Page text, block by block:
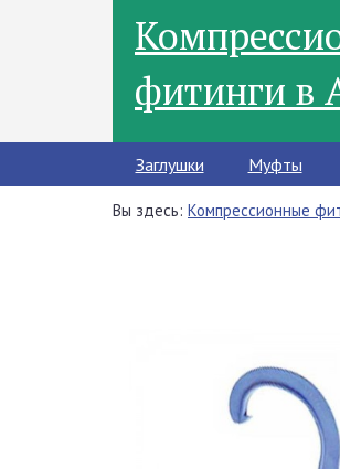
фитинги в
Заглушки Муфты
Вы здесь: Компрессионные